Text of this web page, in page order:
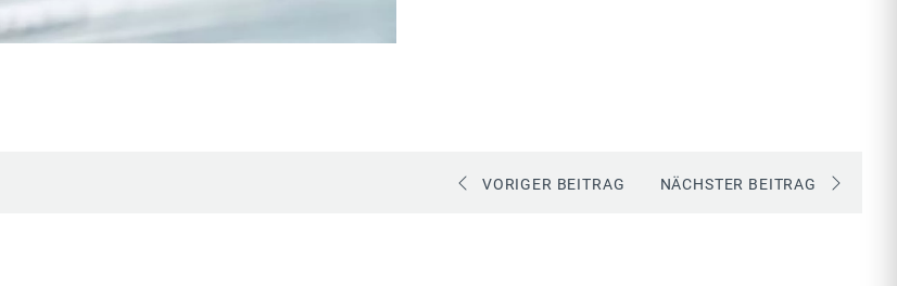
VORIGER BEITRAG NÄCHSTER BEITRAG